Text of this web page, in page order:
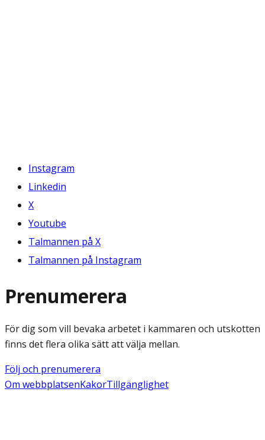
Instagram
Linkedin
X
Youtube
Talmannen på X
Talmannen på Instagram
Prenumerera
För dig som vill bevaka arbetet i kammaren och utskotten
finns det flera olika sätt att välja mellan.
Följ och prenumerera
Om webbplatsenKakorTillgänglighet